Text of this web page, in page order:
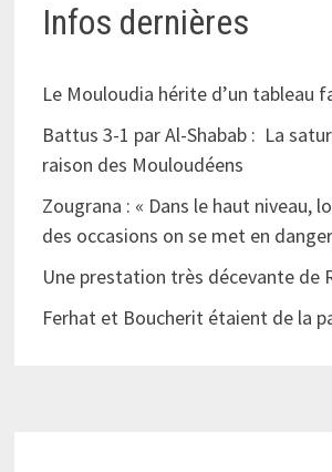
Infos dernières
Le Mouloudia hérite d’un tableau
Battus 3-1 par Al-Shabab : La
raison des Mouloudéens
Zougrana : « Dans le haut niveau,
des occasions on se met en
Une prestation très décevante de
Ferhat et Boucherit étaient de la